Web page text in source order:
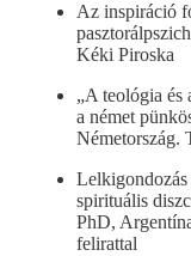
Az inspiráció
Kéki Piroska
„A teológia és
a német
Németország.
spirituális
PhD,
felirattal